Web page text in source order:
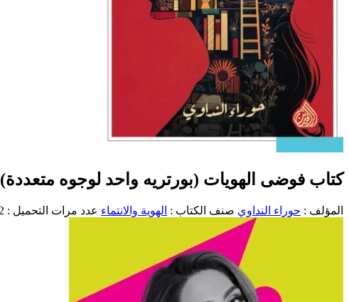
كتاب فوضى الهويات (بورتريه واحد لوجوه متعددة)
المؤلف : حوراء النداوي صنف الكتاب : الهوية والانتماء عدد مرات التحميل : 12